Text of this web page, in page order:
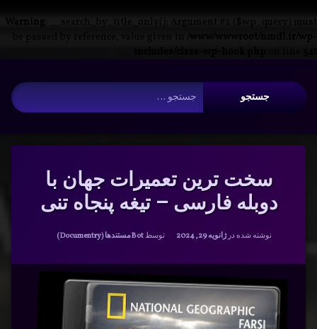
Warning : __search_by_title_only(): Argument #2 ($wp_query) must
محتوا
آرشیو
جستجو برای:
سخت ترین تعمیرات جهان با
دوبله فارسی – تیغه پنجاه تنی
نوشته شده درژانویه 29, 2024 توسطBotدسته بندی ها:
مستندها (Documentry)